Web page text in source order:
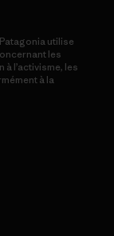
utilise
les
l’activisme, les
à la